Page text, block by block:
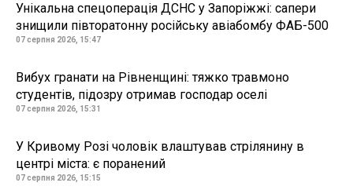
Унікальна спецоперація ДСНС у Запоріжжі: сапери
знищили півторатонну російську авіабомбу ФАБ-500
07 серпня 2026, 15:47
Вибух гранати на Рівненщині: тяжко травмоно
студентів, підозру отримав господар оселі
07 серпня 2026, 15:31
У Кривому Розі чоловік влаштував стрілянину в
центрі міста: є поранений
07 серпня 2026, 15:15